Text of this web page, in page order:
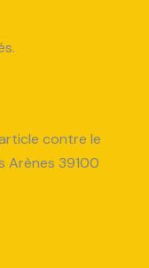
contre le
Arènes 39100